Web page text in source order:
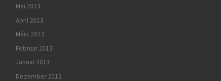
Mai 2013
April 2013
März 2013
Februar 2013
Januar 2013
Dezember 2012